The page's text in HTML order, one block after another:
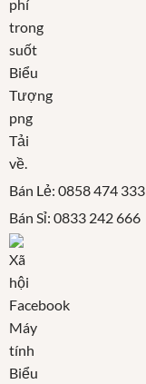
Bán Lẻ: 0858 474 333
Bán Sỉ: 0833 242 666